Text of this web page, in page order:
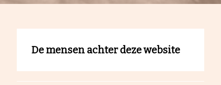
De mensen achter deze website